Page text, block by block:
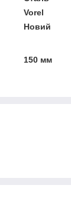
Vorel
Новий
150 мм